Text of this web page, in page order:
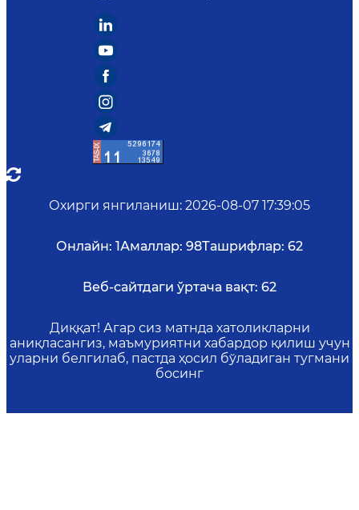
Охирги янгиланиш: 2026-08-07 17:39:05
Онлайн: 1Амаллар: 98Ташрифлар: 62
Веб-сайтдаги ўртача вақт: 62
Диққат! Агар сиз матнда хатоликларни
аниқласангиз, маъмуриятни хабардор қилиш учун
уларни белгилаб, пастда ҳосил бўладиган тугмани
босинг